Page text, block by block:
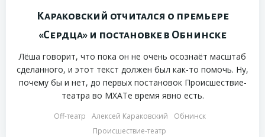
Караковский отчитался о премьере
«Сердца» и постановке в Обнинске
Лёша говорит, что пока он не очень осознаёт масштаб
сделанного, и этот текст должен был как-то помочь. Ну,
почему бы и нет, до первых постановок Происшествие-
театра во МХАТе время явно есть.
Off-театр Алексей Караковский
Обнинск
Происшествие-театр